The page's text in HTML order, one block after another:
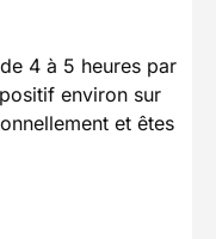
4 à 5 heures par
environ sur
et êtes